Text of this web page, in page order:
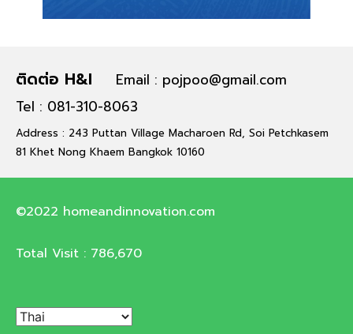
ติดต่อ H&I
Email : pojpoo@gmail.com
Tel : 081-310-8063
Address : 243 Puttan Village Macharoen Rd, Soi Petchkasem
81 Khet Nong Khaem Bangkok 10160
©2022 homeandinnovation.com
Total Visit : 786,670